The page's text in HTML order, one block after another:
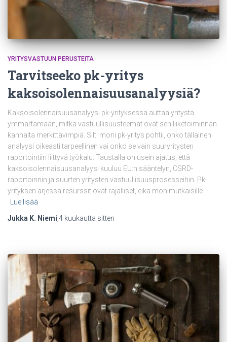
YRITYSVASTUUN PERUSTEITA
Tarvitseeko pk-yritys
kaksoisolennaisuusanalyysiä?
Kaksoisolennaisuusanalyysi pk-yrityksessä auttaa yritystä
ymmärtämään, mitkä vastuullisuusteemat ovat sen liiketoiminnan
kannalta merkittävimpiä. Silti moni pk-yritys pohtii, onko tällainen
analyysi oikeasti tarpeellinen vai onko se vain suuryritysten
raportointiin liittyvä työkalu. Taustalla on usein ajatus, että
kaksoisolennaisuusanalyysi kuuluu EU:n sääntelyn, CSRD-
raportoinnin ja suurten yritysten vastuullisuusprosesseihin. Pk-
yrityksen arjessa resurssit ovat rajalliset, eikä monimutkaisille
Lue lisää
Jukka K. Niemi 4 kuukautta sitten